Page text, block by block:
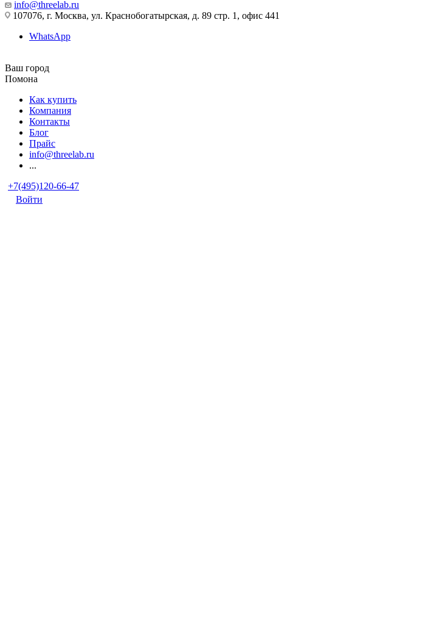
info@threelab.ru
107076, г. Москва, ул. Краснобогатырская, д. 89 стр. 1, офис 441
WhatsApp
Ваш город
Помона
Как купить
Компания
Контакты
Блог
Прайс
info@threelab.ru
...
+7(495)120-66-47
Войти